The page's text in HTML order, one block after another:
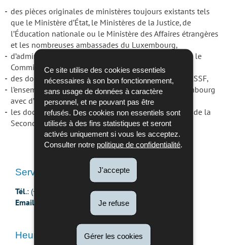
Ce site utilise des cookies essentiels
nécessaires à son bon fonctionnement,
sans usage de données à caractère
personnel, et ne pouvant pas être
refusés. Des cookies non essentiels sont
utilisés à des fins statistiques et seront
activés uniquement si vous les acceptez.
Consulter notre politique de confidentialité.
J'accepte
Je refuse
Gérer les cookies
des pièces originales de ministères toujours existants tels
que le Ministère d’État, le Ministères de la Justice, de
l’Éducation nationale ou le Ministère des Affaires étrangères
et les nombreuses ambassades du Luxembourg,
d’administrations disparues telles que l’Epuration ou le
Commissariat du rapatriement,
des documents des établissements publics, dont la CSSF,
l’ensemble des traités et accords passés par le Luxembourg
avec d’autres États entre 1817 et 1973,
les documents du Chef der Zivilverwaltung au cours de la
Seconde Guerre mondiale.
Service accueil
Tél.: (+352) 247 69 000
Email
service.accueil@an.etat.lu
Heures d'ouverture